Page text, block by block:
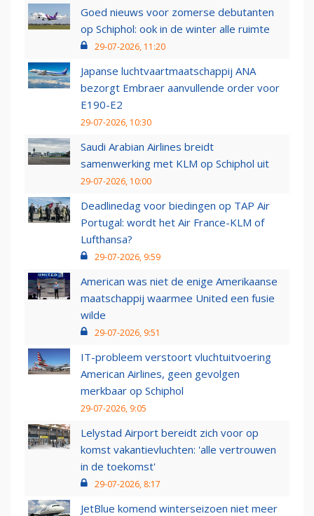
Goed nieuws voor zomerse debutanten
op Schiphol: ook in de winter alle ruimte
29-07-2026, 11:20
Japanse luchtvaartmaatschappij ANA
bezorgt Embraer aanvullende order voor
E190-E2
29-07-2026, 10:30
Saudi Arabian Airlines breidt
samenwerking met KLM op Schiphol uit
29-07-2026, 10:00
Deadlinedag voor biedingen op TAP Air
Portugal: wordt het Air France-KLM of
Lufthansa?
29-07-2026, 9:59
American was niet de enige Amerikaanse
maatschappij waarmee United een fusie
wilde
29-07-2026, 9:51
IT-probleem verstoort vluchtuitvoering
American Airlines, geen gevolgen
merkbaar op Schiphol
29-07-2026, 9:05
Lelystad Airport bereidt zich voor op
komst vakantievluchten: 'alle vertrouwen
in de toekomst'
29-07-2026, 8:17
JetBlue komend winterseizoen niet meer